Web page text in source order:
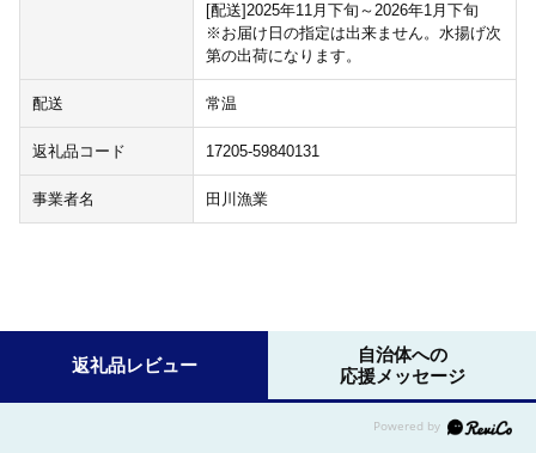
[配送]2025年11月下旬～2026年1月下旬
※お届け日の指定は出来ません。水揚げ次
第の出荷になります。
配送 常温
返礼品コード 17205-59840131
事業者名 田川漁業
返礼品レビュー
自治体への
応援メッセージ